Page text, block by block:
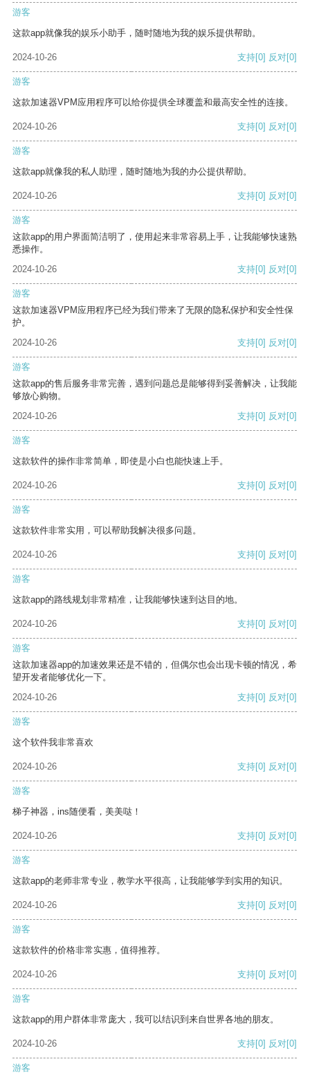
游客
这款app就像我的娱乐小助手，随时随地为我的娱乐提供帮助。
2024-10-26 支持[0] 反对[0]
游客
这款加速器VPM应用程序可以给你提供全球覆盖和最高安全性的连接。
2024-10-26 支持[0] 反对[0]
游客
这款app就像我的私人助理，随时随地为我的办公提供帮助。
2024-10-26 支持[0] 反对[0]
游客
这款app的用户界面简洁明了，使用起来非常容易上手，让我能够快速熟
悉操作。
2024-10-26
支持[0] 反对[0]
游客
这款加速器VPM应用程序已经为我们带来了无限的隐私保护和安全性保
护。
2024-10-26
支持[0] 反对[0]
游客
这款app的售后服务非常完善，遇到问题总是能够得到妥善解决，让我能
够放心购物。
2024-10-26
支持[0] 反对[0]
游客
这款软件的操作非常简单，即使是小白也能快速上手。
2024-10-26 支持[0] 反对[0]
游客
这款软件非常实用，可以帮助我解决很多问题。
2024-10-26 支持[0] 反对[0]
游客
这款app的路线规划非常精准，让我能够快速到达目的地。
2024-10-26 支持[0] 反对[0]
游客
这款加速器app的加速效果还是不错的，但偶尔也会出现卡顿的情况，希
望开发者能够优化一下。
2024-10-26
支持[0] 反对[0]
游客
这个软件我非常喜欢
2024-10-26 支持[0] 反对[0]
游客
梯子神器，ins随便看，美美哒！
2024-10-26 支持[0] 反对[0]
游客
这款app的老师非常专业，教学水平很高，让我能够学到实用的知识。
2024-10-26 支持[0] 反对[0]
游客
这款软件的价格非常实惠，值得推荐。
2024-10-26 支持[0] 反对[0]
游客
这款app的用户群体非常庞大，我可以结识到来自世界各地的朋友。
2024-10-26 支持[0] 反对[0]
游客